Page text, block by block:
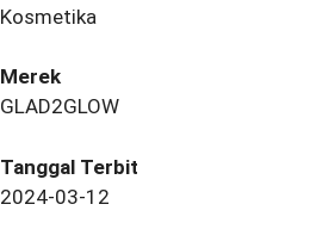
Kosmetika
Merek
GLAD2GLOW
Tanggal Terbit
2024-03-12